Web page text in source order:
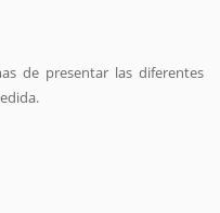
de presentar las diferentes